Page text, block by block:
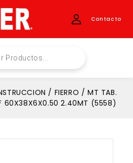
Contacto
/ FIERRO / MT TAB.
60X38X6X0.50 2.40MT (5558)